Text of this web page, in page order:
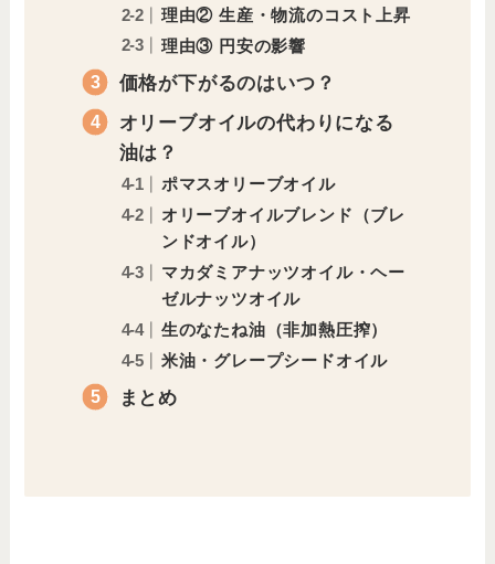
理由② 生産・物流のコスト上昇
理由③ 円安の影響
価格が下がるのはいつ？
オリーブオイルの代わりになる
油は？
ポマスオリーブオイル
オリーブオイルブレンド（ブレ
ンドオイル）
マカダミアナッツオイル・ヘー
ゼルナッツオイル
生のなたね油（非加熱圧搾）
米油・グレープシードオイル
まとめ